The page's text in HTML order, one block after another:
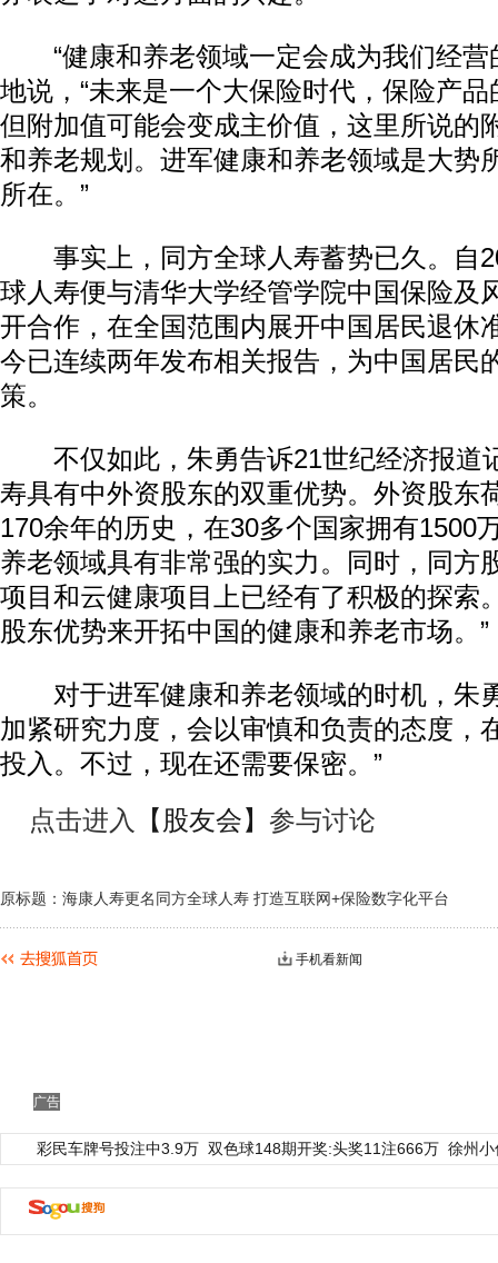
“健康和养老领域一定会成为我们经营
地说，“未来是一个大保险时代，保险产
但附加值可能会变成主价值，这里所说的
和养老规划。进军健康和养老领域是大势
所在。”
事实上，同方全球人寿蓄势已久。自
球人寿便与清华大学经管学院中国保险及
开合作，在全国范围内展开中国居民退休
今已连续两年发布相关报告，为中国居民
策。
不仅如此，朱勇告诉21世纪经济报道
寿具有中外资股东的双重优势。外资股东
170余年的历史，在30多个国家拥有1500
养老领域具有非常强的实力。同时，同方
项目和云健康项目上已经有了积极的探索
股东优势来开拓中国的健康和养老市场。”
对于进军健康和养老领域的时机，朱
加紧研究力度，会以审慎和负责的态度，
投入。不过，现在还需要保密。”
点击进入
【股友会】 参与讨论
原标题：海康人寿更名同方全球人寿 打造互联网+保险数字化平台
手机看新闻
广告
彩民车牌号投注中3.9万 双色球148期开奖:头奖11注666万 徐州